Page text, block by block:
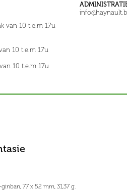
van 10 t.e.m 17u
10 t.e.m 17u
10 t.e.m 17u
77 x 52 mm, 31,37 g.